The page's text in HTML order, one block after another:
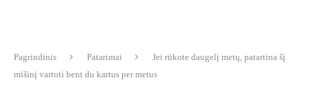
Pagrindinis Patarimai
Jei rūkote daugelį metų, patartina šį
mišinį vartoti bent du kartus per metus